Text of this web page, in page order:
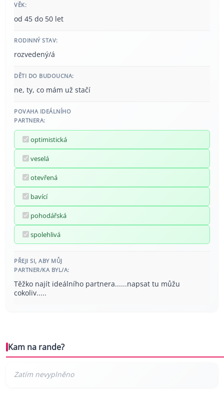
VĚK:
od 45 do 50 let
RODINNÝ STAV:
rozvedený/á
DĚTI DO BUDOUCNA:
ne, ty, co mám už stačí
POVAHA IDEÁLNÍHO
PARTNERA:
optimistická
veselá
otevřená
bavící
pohodářská
spolehlivá
PŘEJI SI, ABY MŮJ
PARTNER/KA BYL/A:
Těžko najít ideálního partnera......napsat tu můžu
cokoliv.....
Kam na rande?